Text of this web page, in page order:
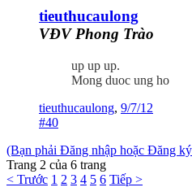
tieuthucaulong
VĐV Phong Trào
up up up.
Mong duoc ung ho
tieuthucaulong, 9/7/12
#40
(Bạn phải Đăng nhập hoặc Đăng
Trang 2 của 6 trang
< Trước 1 2 3 4 5 6 Tiếp >